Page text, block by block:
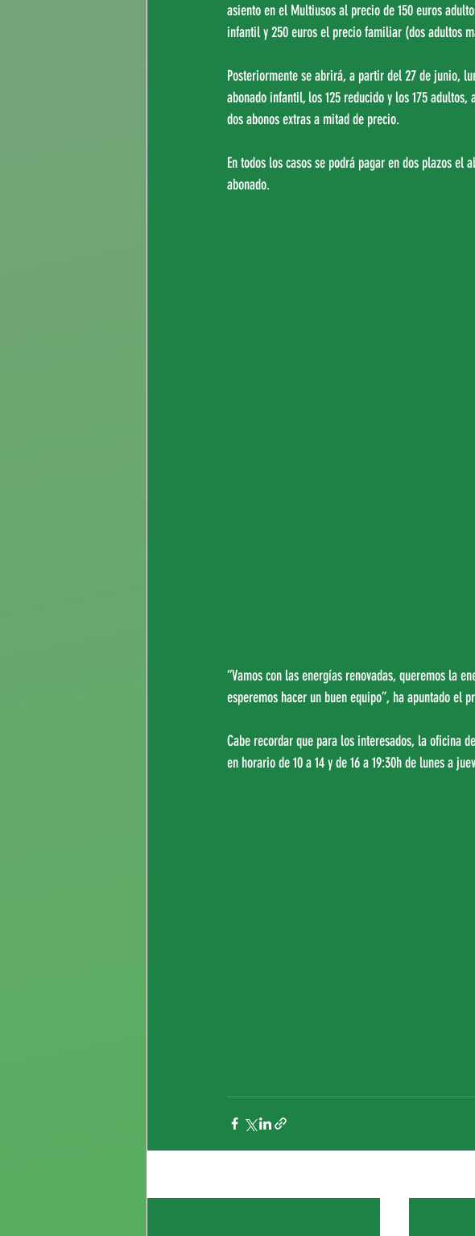
asiento en el Multiusos al precio de 150 euros
infantil y 250 euros el precio familiar (dos adultos
Posteriormente se abrirá, a partir del 27 de junio,
abonado infantil, los 125 reducido y los 175
dos abonos extras a mitad de precio.
En todos los casos se podrá pagar en dos plazos
abonado.
“Vamos con las energías renovadas, queremos la
esperemos hacer un buen equipo”, ha apuntado el
Cabe recordar que para los interesados, la oficina
en horario de 10 a 14 y de 16 a 19:30h de lunes a